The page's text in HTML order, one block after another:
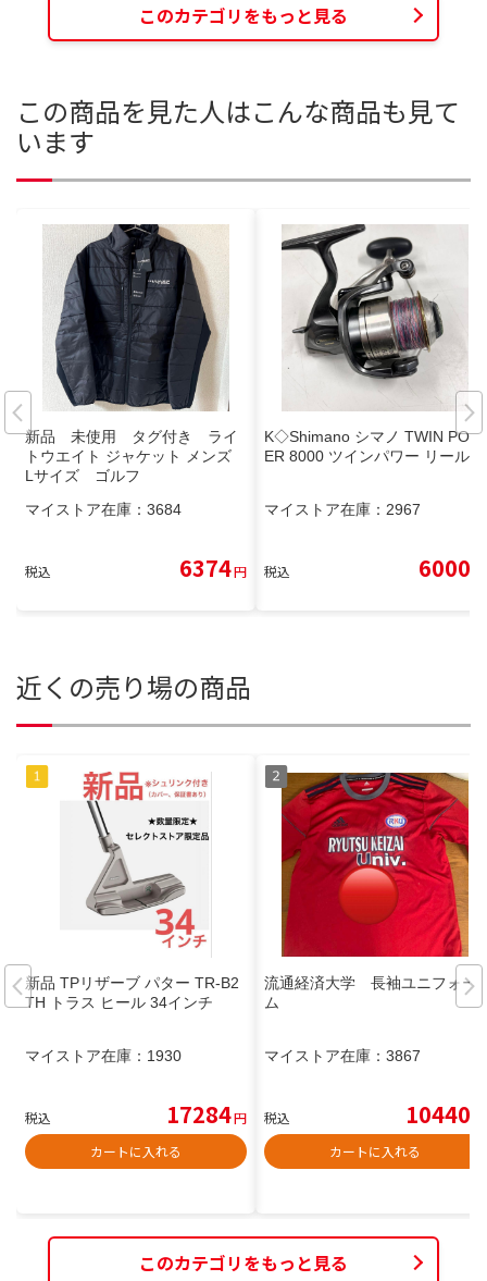
このカテゴリをもっと見る
この商品を見た人はこんな商品も見て
います
新品 未使用 タグ付き ライ
トウエイト ジャケット メンズ
Lサイズ ゴルフ
マイストア在庫： 3684
税込 6374円
K◇Shimano シマノ TWIN POW
ER 8000 ツインパワー リール
マイストア在庫： 2967
税込 6000
近くの売り場の商品
新品 TPリザーブ パター TR-B2
TH トラス ヒール 34インチ
マイストア在庫： 1930
税込 17284円
カートに入れる
流通経済大学 長袖ユニフォー
ム
マイストア在庫： 3867
税込 10440
カートに入れる
このカテゴリをもっと見る